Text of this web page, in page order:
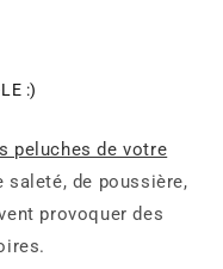
:)
peluches de votre
saleté, de poussière,
provoquer des